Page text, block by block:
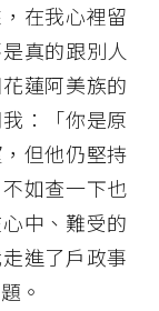
在我心裡留
真的跟別人
蓮阿美族的
：「你是原
但他仍堅持
如查一下也
中、難受的
進了戶政事
。